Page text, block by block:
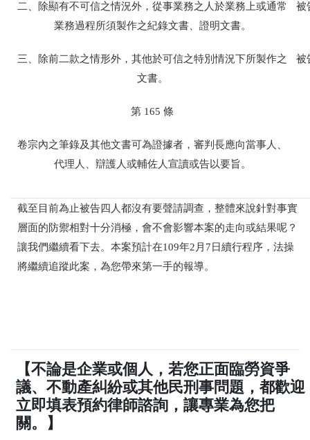
二、除顯有不可信之情況外，從事業務之人於業務上或通常
業務過程所須製作之紀錄文書、證明文書。
三、除前二款之情形外，其他於可信之特別情況下所製作之
文書。
第 165 條
卷宗內之筆錄及其他文書可為證據者，審判長應向當事人、
代理人、辯護人或輔佐人宣讀或告以要旨。
被
被
截至目前為止被告四人都沒有要聲請調查，整體來說針對事實
層面的防禦相對十分消極，會不會影響本案的走向或結果呢？
讓我們繼續看下去。本案預計在109年2月7日續行程序，法操
將繼續追蹤此案，為您帶來第一手的報導。
【不論是企業或個人，若您正面臨勞資爭
議、不動產糾紛或其他民刑事問題，都歡迎
立即填表預約律師諮詢，讓專業為您把
關。】